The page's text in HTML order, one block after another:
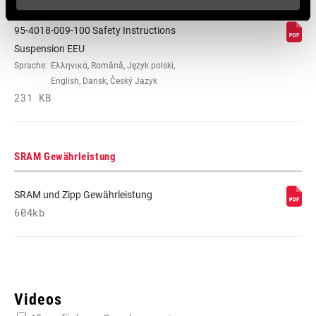
95-4018-009-100 Safety Instructions
Suspension EEU
Sprache: Ελληνικά, Română, Język polski,
English, Dansk, Český Jazyk
231 KB
SRAM Gewährleistung
SRAM und Zipp Gewährleistung
604kb
Videos